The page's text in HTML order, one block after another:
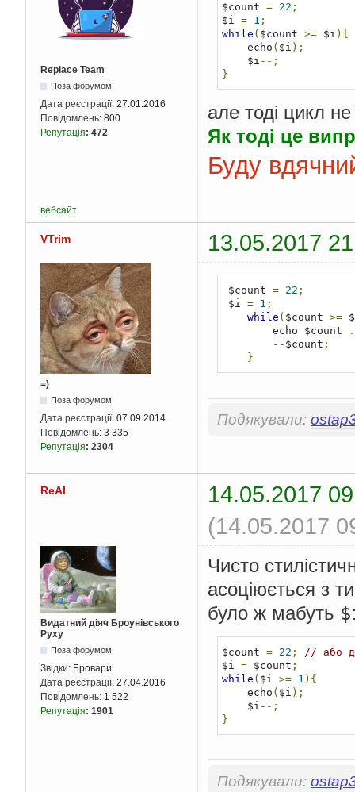
Replace Team
Поза форумом
Дата реєстрації: 27.01.2016
Повідомлень: 800
Репутація: 472
$count = 22 ;
$i = 1 ;
while ( $count >= $i ){
    echo
( $i );
    $i
--;
}
але тоді цикл
Як тоді це
Буду
вебсайт
VTrim 13.05.2017
=)
Поза форумом
Дата реєстрації: 07.09.2014
Повідомлень: 3 335
Репутація: 2304
$count = 22 ;
$i = 1 ;
while ( $count >=
        echo $count
.
-- $count ;
}
Подякували:
ReAl
14.05.2017
(14.05.2017
Видатний діяч Броунівського
Руху
Поза форумом
Звідки: Бровари
Дата реєстрації: 27.04.2016
Повідомлень: 1 522
Репутація: 1901
Чисто
асоціюється з
було ж мабуть
$count = 22 ;
// або
$i = $count ;
while ( $i >= 1 ){
    echo
( $i );
    $i
--;
}
Подякували: